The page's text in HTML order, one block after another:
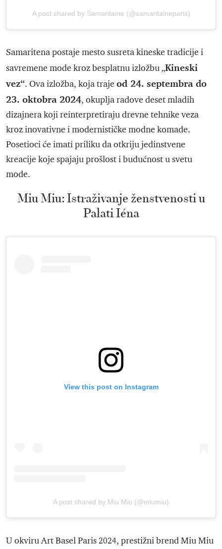
A post shared by Samaritaine (@samaritaineparis)
Samaritena postaje mesto susreta kineske tradicije i
savremene mode kroz besplatnu izložbu „Kineski
vez“. Ova izložba, koja traje od 24. septembra do
23. oktobra 2024, okuplja radove deset mladih
dizajnera koji reinterpretiraju drevne tehnike veza
kroz inovativne i modernističke modne komade.
Posetioci će imati priliku da otkriju jedinstvene
kreacije koje spajaju prošlost i budućnost u svetu
mode.
Miu Miu: Istraživanje ženstvenosti u
Palati Iéna
View this post on Instagram
A post shared by Miu Miu (@miumiu)
U okviru Art Basel Paris 2024, prestižni brend Miu Miu